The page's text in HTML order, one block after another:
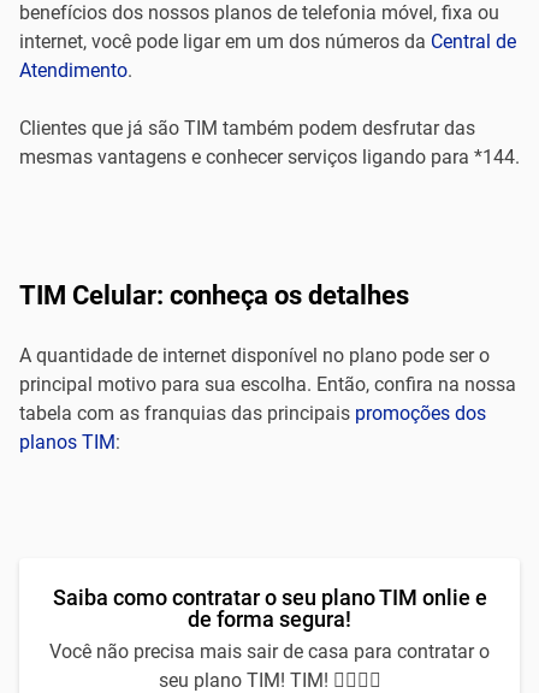
benefícios dos nossos planos de telefonia móvel, fixa ou
internet, você pode ligar em um dos números da Central de
Atendimento.
Clientes que já são TIM também podem desfrutar das
mesmas vantagens e conhecer serviços ligando para *144.
TIM Celular: conheça os detalhes
A quantidade de internet disponível no plano pode ser o
principal motivo para sua escolha. Então, confira na nossa
tabela com as franquias das principais promoções dos
planos TIM:
Saiba como contratar o seu plano TIM onlie e
de forma segura!
Você não precisa mais sair de casa para contratar o
seu plano TIM! TIM! 🙅‍♀️🙅‍♂️